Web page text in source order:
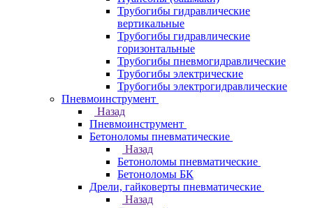
Трубогибы гидравлические
вертикальные
Трубогибы гидравлические
горизонтальные
Трубогибы пневмогидравлические
Трубогибы электрические
Трубогибы электрогидравлические
Пневмоинструмент
Назад
Пневмоинструмент
Бетоноломы пневматические
Назад
Бетоноломы пневматические
Бетоноломы БК
Дрели, гайковерты пневматические
Назад